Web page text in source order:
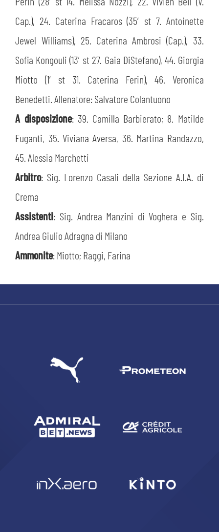
Cap.), 24. Caterina Fracaros (35′ st 7. Antoinette
Jewel Williams), 25. Caterina Ambrosi (Cap.), 33.
Sofia Kongouli (13′ st 27. Gaia DiStefano), 44. Giorgia
Miotto (1′ st 31. Caterina Ferin), 46. Veronica
Benedetti. Allenatore: Salvatore Colantuono
A disposizione: 39. Camilla Barbierato; 8. Matilde
Fuganti, 35. Viviana Aversa, 36. Martina Randazzo,
45. Alessia Marchetti
Arbitro: Sig. Lorenzo Casali della Sezione A.I.A. di
Crema
Assistenti: Sig. Andrea Manzini di Voghera e Sig.
Andrea Giulio Adragna di Milano
Ammonite: Miotto; Raggi, Farina